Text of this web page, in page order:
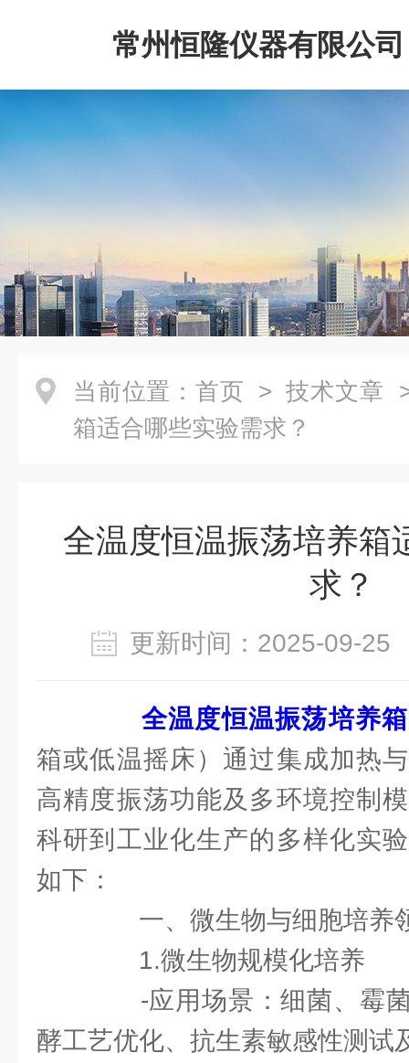
常州恒隆仪器有限公司
当前位置： 首页 > 技术文章
箱适合哪些实验需求？
全温度恒温振荡培养箱
求？
更新时间：2025-09-
全温度恒温振荡培养箱
箱或低温摇床）通过集成加热
高精度振荡功能及多环境控制
科研到工业化生产的多样化实
如下：
一、微生物与细胞培养
1.微生物规模化培养
-应用场景：细菌、霉菌
酵工艺优化、抗生素敏感性测试